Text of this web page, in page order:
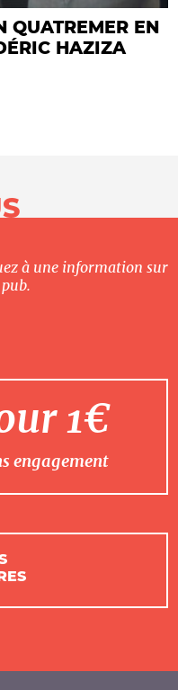
QUATREMER EN
HAZIZA
à une information sur
1€
engagement